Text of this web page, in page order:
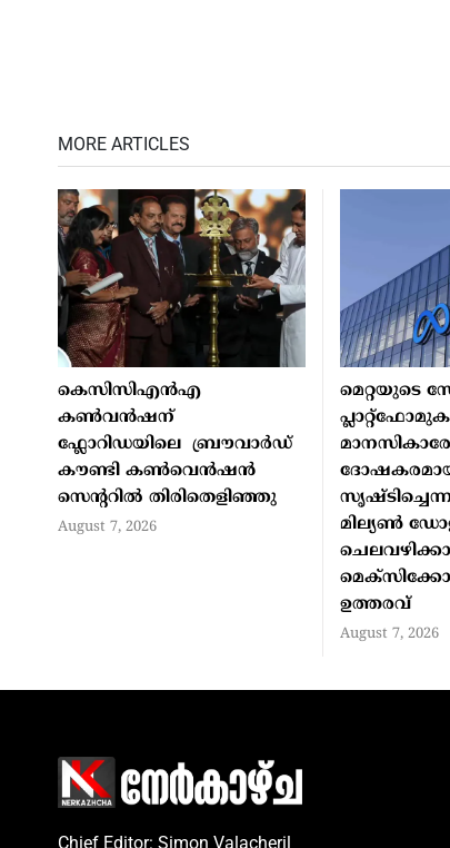
MORE ARTICLES
കെസിസിഎൻഎ
കൺവൻഷന്
ഫ്ലോറിഡയിലെ ബ്രൗവാർഡ്
കൗണ്ടി കൺവെൻഷൻ
സെന്ററിൽ തിരിതെളിഞ്ഞു
August 7, 2026
മെറ്റയുടെ
മില്യണ്‍
ഉത്തരവ്
August 7, 2026
Chief Editor: Simon Valacheril